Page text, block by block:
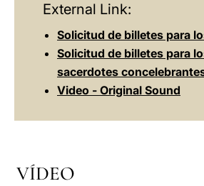
External Link:
Solicitud de billetes para
Solicitud de billetes para
sacerdotes
Video - Original Sound
VÍDEO